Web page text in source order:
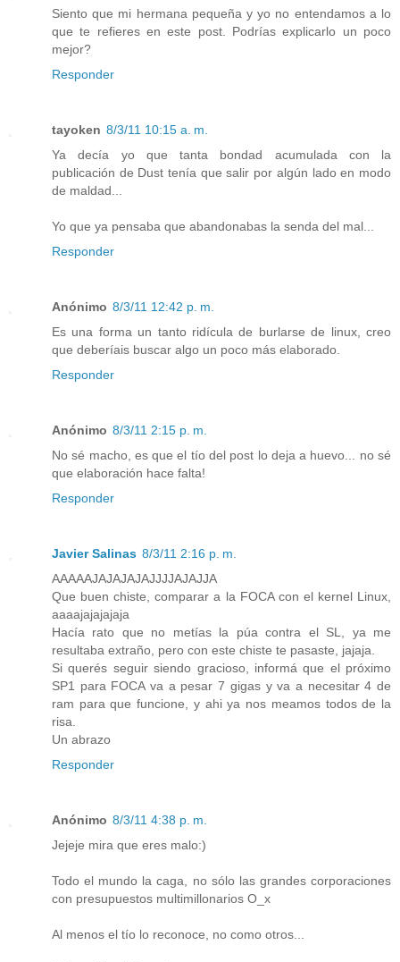
Siento que mi hermana pequeña y yo no entendamos a lo
que te refieres en este post. Podrías explicarlo un poco
mejor?
Responder
tayoken 8/3/11 10:15 a. m.
Ya decía yo que tanta bondad acumulada con la
publicación de Dust tenía que salir por algún lado en modo
de maldad...
Yo que ya pensaba que abandonabas la senda del mal...
Responder
Anónimo 8/3/11 12:42 p. m.
Es una forma un tanto ridícula de burlarse de linux, creo
que deberíais buscar algo un poco más elaborado.
Responder
Anónimo 8/3/11 2:15 p. m.
No sé macho, es que el tío del post lo deja a huevo... no sé
que elaboración hace falta!
Responder
Javier Salinas 8/3/11 2:16 p. m.
AAAAAJAJAJAJAJJJJAJAJJA
Que buen chiste, comparar a la FOCA con el kernel Linux,
aaaajajajajaja
Hacía rato que no metías la púa contra el SL, ya me
resultaba extraño, pero con este chiste te pasaste, jajaja.
Si querés seguir siendo gracioso, informá que el próximo
SP1 para FOCA va a pesar 7 gigas y va a necesitar 4 de
ram para que funcione, y ahi ya nos meamos todos de la
risa.
Un abrazo
Responder
Anónimo 8/3/11 4:38 p. m.
Jejeje mira que eres malo:)
Todo el mundo la caga, no sólo las grandes corporaciones
con presupuestos multimillonarios O_x
Al menos el tío lo reconoce, no como otros...